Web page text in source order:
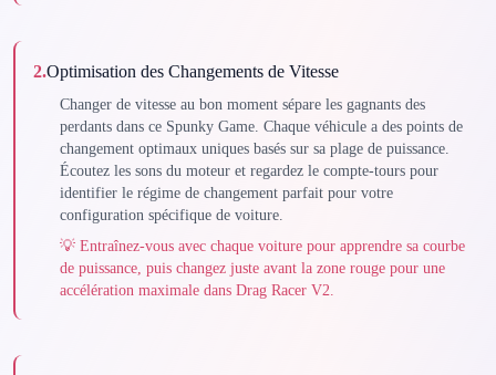
2.Optimisation des Changements de Vitesse
Changer de vitesse au bon moment sépare les gagnants des
perdants dans ce Spunky Game. Chaque véhicule a des points de
changement optimaux uniques basés sur sa plage de puissance.
Écoutez les sons du moteur et regardez le compte-tours pour
identifier le régime de changement parfait pour votre
configuration spécifique de voiture.
💡 Entraînez-vous avec chaque voiture pour apprendre sa courbe
de puissance, puis changez juste avant la zone rouge pour une
accélération maximale dans Drag Racer V2.